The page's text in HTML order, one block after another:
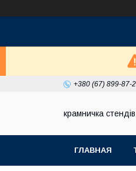
+380 (67) 899-87-
крамничка стендів
ГЛАВНАЯ